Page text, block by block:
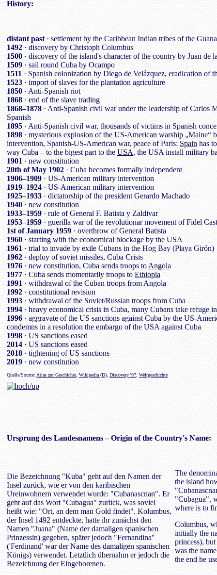
History:
distant past · settlement by the Caribbean Indian tribes of the
1492 · discovery by Christoph Columbus
1500 · discovery of the island's character of the country by Juan de
1509 · sail round Cuba by Ocampo
1511 · Spanish colonization by Diego de Velázquez, eradication of
1523 · import of slaves for the plantation agriculture
1850 · Anti-Spanish riot
1868 · end of the slave trading
1868–1878 · Anti-Spanish civil war under the leadership of Carlos
Spanish
1895 · Anti-Spanish civil war, thousands of victims in Spanish
1898 · mysterious explosion of the US-American warship
intervention, Spanish-US-American war, peace of Paris: Spain has
way Cuba – to the bigest part to the USA, the USA install military
1901 · new constitution
20th of May 1902 · Cuba becomes formally independent
1906–1909 · US-American military intervention
1919–1924 · US-American military intervention
1925–1933 · dictatorship of the president Gerardo Machado
1940 · new constitution
1933–1959 · rule of General F. Batista y Zaldivar
1953–1959 · guerilla war of the revolutionar movement of Fidel
1st of January 1959 · overthrow of General Batista
1960 · starting with the economical blockage by the USA
1961 · trial to invade by exile Cubans in the Hog Bay (Playa Girón)
1962 · deploy of soviet missiles, Cuba Crisis
1976 · new constitution, Cuba sends troops to Angola
1977 · Cuba sends momentarily troops to Ethiopia
1991 · withdrawal of the Cuban troops from Angola
1992 · constitutional revision
1993 · withdrawal of the Soviet/Russian troops from Cuba
1994 · heavy economical crisis in Cuba, many Cubans take refuge
1996 · aggravate of the US sanctions against Cuba by the US-
condemns in a resolution the embargo of the USA against Cuba
1998 · US sanctions eased
2014 · US sanctions eased
2018 · tightening of US sanctions
2019 · new constitution
Quelle/Source: Atlas zur Geschichte Wikipedia (D) Discovery '97 Weltgeschichte
Ursprung des Landesnamens– Origin of the Country's Name:
Die Bezeichnung "Kuba" geht auf den Namen der
Insel zurück, wie er von den karibischen
Ureinwohnern verwendet wurde: "Cubanascnan". Er
geht auf das Wort "Cubagua" zurück, was soviel
heißt wie: "Ort, an dem man Gold findet". Kolumbus,
der Insel 1492 entdeckte, hatte ihr zunächst den
Namen "Juana" (Name der damaligen spanischen
Prinzessin) gegeben, später jedoch "Fernandina"
('Ferdinand' war der Name des damaligen spanischen
Königs) verwendet. Letztlich übernahm er jedoch die
Bezeichnung der Eingeborenen.
The
the island
"Cubagua",
where is to
Columbus,
initially the
princess),
was the
the end he